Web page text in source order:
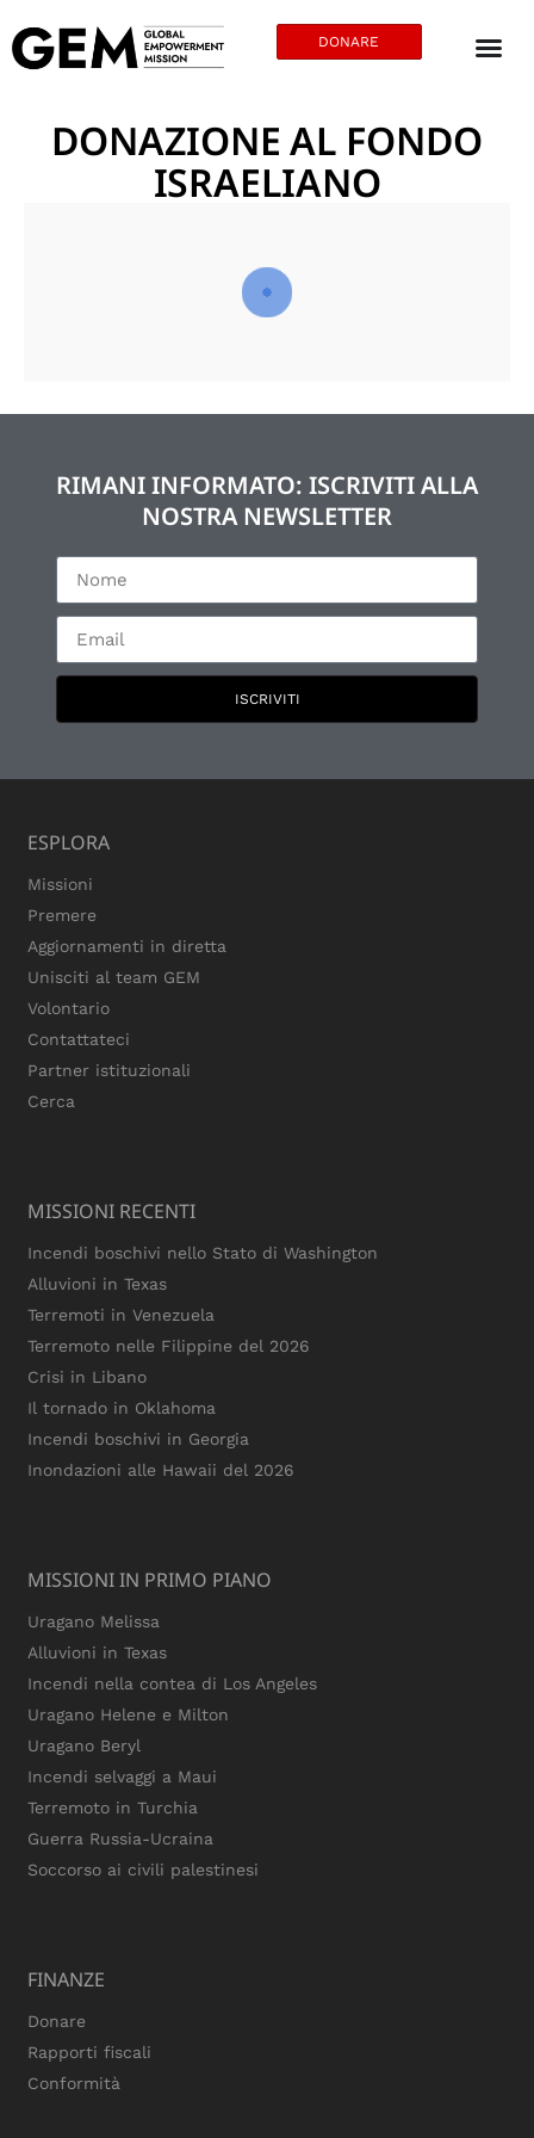
DONARE
DONAZIONE AL FONDO
ISRAELIANO
RIMANI INFORMATO: ISCRIVITI ALLA
NOSTRA NEWSLETTER
ISCRIVITI
ESPLORA
Missioni
Premere
Aggiornamenti in diretta
Unisciti al team GEM
Volontario
Contattateci
Partner istituzionali
Cerca
MISSIONI RECENTI
Incendi boschivi nello Stato di Washington
Alluvioni in Texas
Terremoti in Venezuela
Terremoto nelle Filippine del 2026
Crisi in Libano
Il tornado in Oklahoma
Incendi boschivi in Georgia
Inondazioni alle Hawaii del 2026
MISSIONI IN PRIMO PIANO
Uragano Melissa
Alluvioni in Texas
Incendi nella contea di Los Angeles
Uragano Helene e Milton
Uragano Beryl
Incendi selvaggi a Maui
Terremoto in Turchia
Guerra Russia-Ucraina
Soccorso ai civili palestinesi
FINANZE
Donare
Rapporti fiscali
Conformità